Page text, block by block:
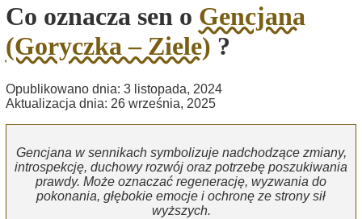
Co oznacza sen o Gencjana
(Goryczka – Ziele) ?
Opublikowano dnia: 3 listopada, 2024
Aktualizacja dnia: 26 września, 2025
Gencjana w sennikach symbolizuje nadchodzące zmiany,
introspekcję, duchowy rozwój oraz potrzebę poszukiwania
prawdy. Może oznaczać regenerację, wyzwania do
pokonania, głębokie emocje i ochronę ze strony sił
wyższych.